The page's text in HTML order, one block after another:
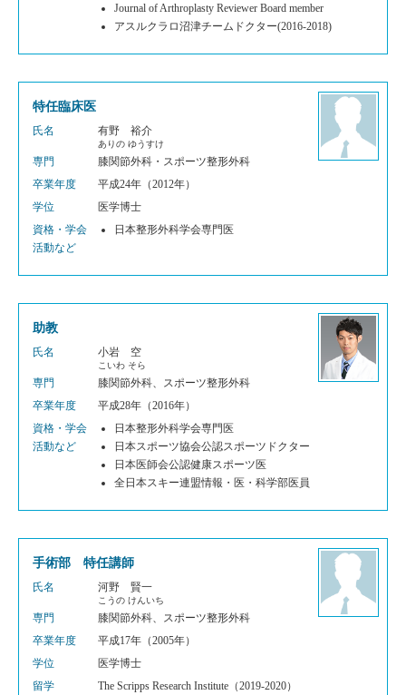
特任臨床医
氏名 有野 裕介
ありの ゆうすけ
専門
膝関節外科・スポーツ整形外科
卒業年度
平成24年（2012年）
学位
医学博士
資格・学会
活動など
日本整形外科学会専門医
助教
氏名 小岩 空
こいわ そら
専門
膝関節外科、スポーツ整形外科
卒業年度
平成28年（2016年）
資格・学会
活動など
日本整形外科学会専門医
日本スポーツ協会公認スポーツドクター
日本医師会公認健康スポーツ医
全日本スキー連盟情報・医・科学部医員
手術部 特任講師
氏名 河野 賢一
こうの けんいち
専門
膝関節外科、スポーツ整形外科
卒業年度
平成17年（2005年）
学位
医学博士
留学
The Scripps Research Institute（2019-2020）
Journal of Arthroplasty Reviewer Board member
アスルクラロ沼津チームドクター(2016-2018)